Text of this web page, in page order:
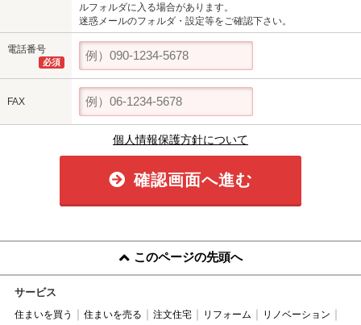
ルフォルダに入る場合があります。
迷惑メールのフォルダ・設定等をご確認下さい。
電話番号
必須
FAX
個人情報保護方針について
確認画面へ進む
このページの先頭へ
サービス
住まいを買う 住まいを売る 注文住宅 リフォーム
リノベーション